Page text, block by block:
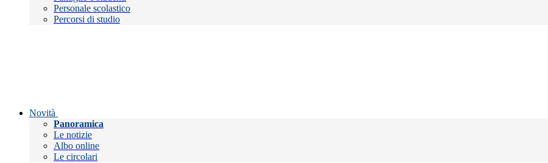
Personale scolastico
Percorsi di studio
Novità
Panoramica
Le notizie
Albo online
Le circolari